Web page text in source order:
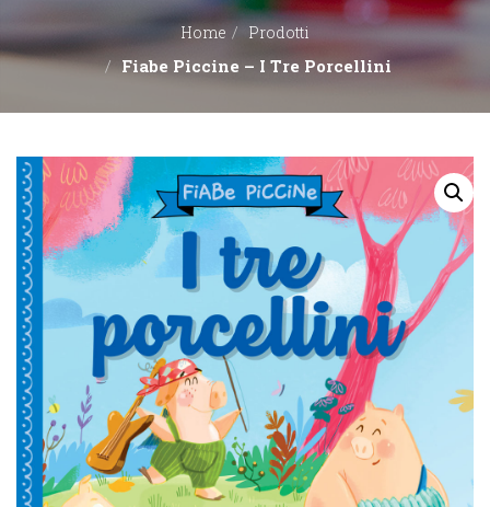
EDITORI
CONTATTACI
LIBRERIE
Home Prodotti
Fiabe Piccine – I Tre Porcellini